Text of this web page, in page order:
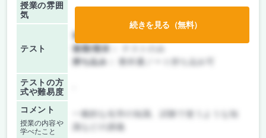
授業の雰囲
気
テスト
前期/中間：
後期/期末：
持ち込み：
教科書ノート持ち込み可
テストの方
式や難易度
コメント
授業の内容や
学べたこと
一般的な化学の知識、試験で使うような知
識などの講義
続きを見る（無料）